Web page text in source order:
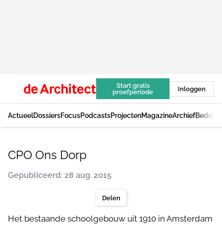
Start gratis
proefperiode
Inloggen
ActueelDossiersFocusPodcastsProjectenMagazineArchief
CPO Ons Dorp
Gepubliceerd: 28 aug. 2015
Delen
Het bestaande schoolgebouw uit 1910 in Amsterdam